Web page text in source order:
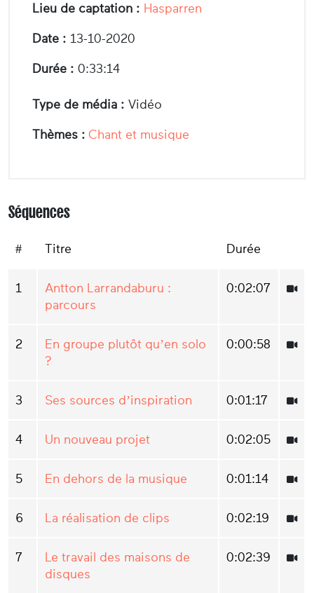
Lieu de captation : Hasparren
Date : 13-10-2020
Durée : 0:33:14
Type de média : Vidéo
Thèmes : Chant et musique
Séquences
# Titre Durée
1
Antton Larrandaburu :
parcours
0:02:07
2
En groupe plutôt qu’en solo
?
0:00:58
3 Ses sources d’inspiration 0:01:17
4 Un nouveau projet 0:02:05
5 En dehors de la musique 0:01:14
6 La réalisation de clips 0:02:19
7
Le travail des maisons de
disques
0:02:39